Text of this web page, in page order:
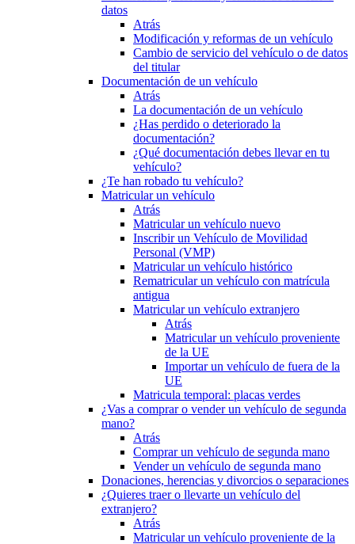
datos
Atrás
Modificación y reformas de un vehículo
Cambio de servicio del vehículo o de datos
del titular
Documentación de un vehículo
Atrás
La documentación de un vehículo
¿Has perdido o deteriorado la
documentación?
¿Qué documentación debes llevar en tu
vehículo?
¿Te han robado tu vehículo?
Matricular un vehículo
Atrás
Matricular un vehículo nuevo
Inscribir un Vehículo de Movilidad
Personal (VMP)
Matricular un vehículo histórico
Rematricular un vehículo con matrícula
antigua
Matricular un vehículo extranjero
Atrás
Matricular un vehículo proveniente
de la UE
Importar un vehículo de fuera de la
UE
Matricula temporal: placas verdes
¿Vas a comprar o vender un vehículo de segunda
mano?
Atrás
Comprar un vehículo de segunda mano
Vender un vehículo de segunda mano
Donaciones, herencias y divorcios o separaciones
¿Quieres traer o llevarte un vehículo del
extranjero?
Atrás
Matricular un vehículo proveniente de la